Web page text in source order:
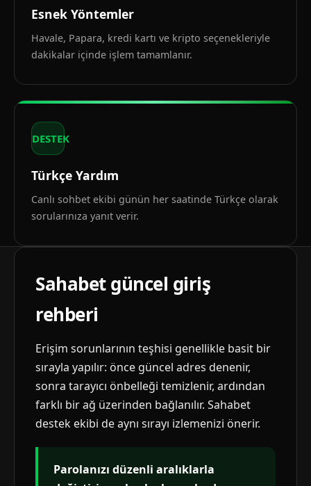
Esnek Yöntemler
Havale, Papara, kredi kartı ve kripto seçenekleriyle
dakikalar içinde işlem tamamlanır.
DESTEK
Türkçe Yardım
Canlı sohbet ekibi günün her saatinde Türkçe olarak
sorularınıza yanıt verir.
Sahabet güncel giriş
rehberi
Erişim sorunlarının teşhisi genellikle basit bir
sırayla yapılır: önce güncel adres denenir,
sonra tarayıcı önbelleği temizlenir, ardından
farklı bir ağ üzerinden bağlanılır. Sahabet
destek ekibi de aynı sırayı izlemenizi önerir.
Parolanızı düzenli aralıklarla